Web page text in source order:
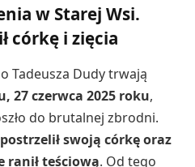
w Starej Wsi.
córkę i zięcia
Tadeusza Dudy trwają
27 czerwca 2025 roku,
do brutalnej zbrodni.
swoją córkę oraz
ranił teściową. Od tego